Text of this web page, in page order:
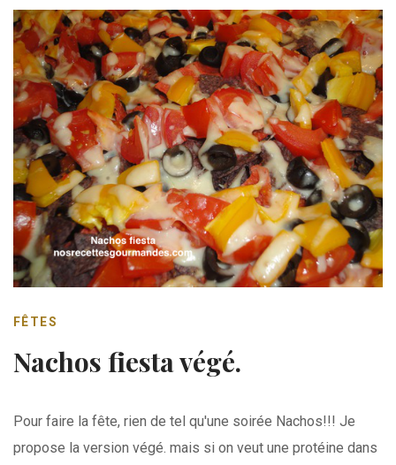
FÊTES
Nachos fiesta végé.
Pour faire la fête, rien de tel qu'une soirée Nachos!!! Je
propose la version végé. mais si on veut une protéine dans